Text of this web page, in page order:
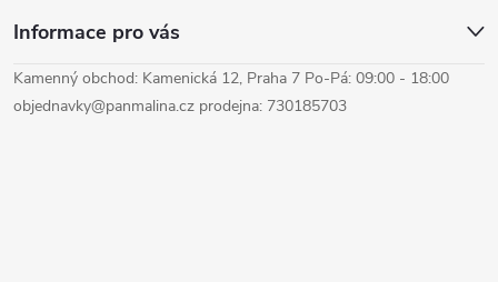
Informace pro vás
Kamenný obchod: Kamenická 12, Praha 7 Po-Pá: 09:00 - 18:00
objednavky@panmalina.cz prodejna: 730185703